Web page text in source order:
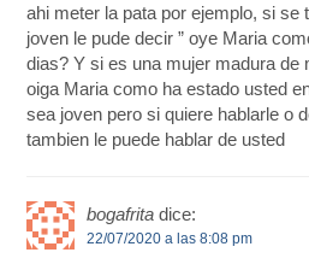
ahi meter la pata por ejemplo, si se
joven le pude decir ” oye Maria
dias? Y si es una mujer madura de
oiga Maria como ha estado usted
sea joven pero si quiere hablarle o
tambien le puede hablar de usted
bogafrita dice:
22/07/2020 a las 8:08 pm